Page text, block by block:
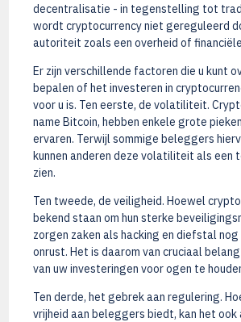
decentralisatie - in tegenstelling tot
wordt cryptocurrency niet gereguleerd
autoriteit zoals een overheid of
Er zijn verschillende factoren die u kunt
bepalen of het investeren in
voor u is. Ten eerste, de volatiliteit.
name Bitcoin, hebben enkele grote
ervaren. Terwijl sommige beleggers
kunnen anderen deze volatiliteit als een
zien.
Ten tweede, de veiligheid. Hoewel
bekend staan ​​om hun sterke
zorgen zaken als hacking en diefstal
onrust. Het is daarom van cruciaal
van uw investeringen voor ogen te
Ten derde, het gebrek aan regulering.
vrijheid aan beleggers biedt, kan het ook